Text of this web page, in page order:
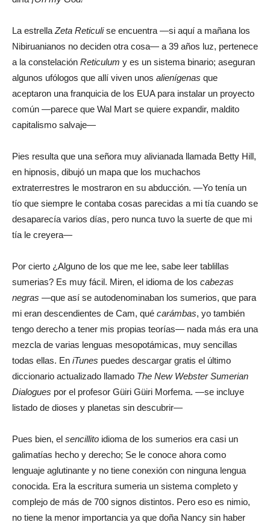
La estrella Zeta Reticulise encuentra —si aquí a mañana los
Nibiruanianos no deciden otra cosa— a 39 años luz, pertenece
a la constelación Reticulum y es un sistema binario; aseguran
algunos ufólogos que allí viven unos alienígenas que
aceptaron una franquicia de los EUA para instalar un proyecto
común —parece que Wal Mart se quiere expandir, maldito
capitalismo salvaje—
Pies resulta que una señora muy alivianada llamada Betty Hill,
en hipnosis, dibujó un mapa que los muchachos
extraterrestres le mostraron en su abducción. —Yo tenía un
tío que siempre le contaba cosas parecidas a mi tía cuando se
desaparecía varios días, pero nunca tuvo la suerte de que mi
tía le creyera—
Por cierto ¿Alguno de los que me lee, sabe leer tablillas
sumerias? Es muy fácil. Miren, el idioma de los cabezas
negras —que así se autodenominaban los sumerios, que para
mi eran descendientes de Cam, qué carámbas, yo también
tengo derecho a tener mis propias teorías— nada más era una
mezcla de varias lenguas mesopotámicas, muy sencillas
todas ellas. En iTunes puedes descargar gratis el último
diccionario actualizado llamado The New Webster Sumerian
Dialogues por el profesor Güiri Güiri Morfema. —se incluye
listado de dioses y planetas sin descubrir—
Pues bien, el sencillito idioma de los sumerios era casi un
galimatías hecho y derecho; Se le conoce ahora como
lenguaje aglutinante y no tiene conexión con ninguna lengua
conocida. Era la escritura sumeria un sistema completo y
complejo de más de 700 signos distintos. Pero eso es nimio,
no tiene la menor importancia ya que doña Nancy sin haber